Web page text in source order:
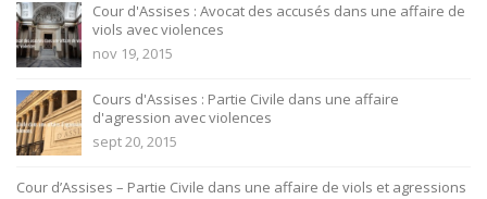
Cour d'Assises : Avocat des accusés dans une affaire de
viols avec violences
nov 19, 2015
Cours d'Assises : Partie Civile dans une affaire
d'agression avec violences
sept 20, 2015
Cour d’Assises – Partie Civile dans une affaire de viols et agressions